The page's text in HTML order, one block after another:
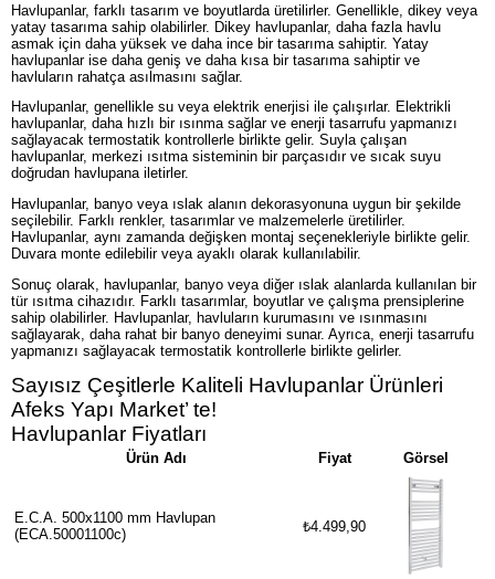
Havlupanlar, farklı tasarım ve boyutlarda üretilirler. Genellikle, dikey veya
yatay tasarıma sahip olabilirler. Dikey havlupanlar, daha fazla havlu
asmak için daha yüksek ve daha ince bir tasarıma sahiptir. Yatay
havlupanlar ise daha geniş ve daha kısa bir tasarıma sahiptir ve
havluların rahatça asılmasını sağlar.
Havlupanlar, genellikle su veya elektrik enerjisi ile çalışırlar. Elektrikli
havlupanlar, daha hızlı bir ısınma sağlar ve enerji tasarrufu yapmanızı
sağlayacak termostatik kontrollerle birlikte gelir. Suyla çalışan
havlupanlar, merkezi ısıtma sisteminin bir parçasıdır ve sıcak suyu
doğrudan havlupana iletirler.
Havlupanlar, banyo veya ıslak alanın dekorasyonuna uygun bir şekilde
seçilebilir. Farklı renkler, tasarımlar ve malzemelerle üretilirler.
Havlupanlar, aynı zamanda değişken montaj seçenekleriyle birlikte gelir.
Duvara monte edilebilir veya ayaklı olarak kullanılabilir.
Sonuç olarak, havlupanlar, banyo veya diğer ıslak alanlarda kullanılan bir
tür ısıtma cihazıdır. Farklı tasarımlar, boyutlar ve çalışma prensiplerine
sahip olabilirler. Havlupanlar, havluların kurumasını ve ısınmasını
sağlayarak, daha rahat bir banyo deneyimi sunar. Ayrıca, enerji tasarrufu
yapmanızı sağlayacak termostatik kontrollerle birlikte gelirler.
Sayısız Çeşitlerle Kaliteli Havlupanlar Ürünleri
Afeks Yapı Market’ te!
Havlupanlar Fiyatları
Ürün Adı Fiyat Görsel
E.C.A. 500x1100 mm Havlupan
(ECA.50001100c)
₺4.499,90